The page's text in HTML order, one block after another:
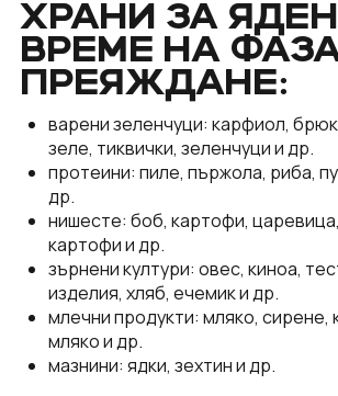
ХРАНИ ЗА
ВРЕМЕ НА
ПРЕЯЖДАНЕ:
варени зеленчуци: карфиол,
зеле, тиквички, зеленчуци и др.
протеини: пиле, пържола, риба,
др.
нишесте: боб, картофи,
картофи и др.
зърнени култури: овес, киноа,
изделия, хляб, ечемик и др.
млечни продукти: мляко, сирене,
мляко и др.
мазнини: ядки, зехтин и др.